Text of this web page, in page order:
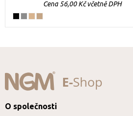
Cena 56,00 Kč včetně DPH
O společnosti